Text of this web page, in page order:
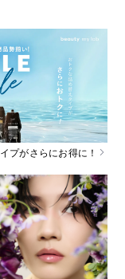
プがさらにお得に！